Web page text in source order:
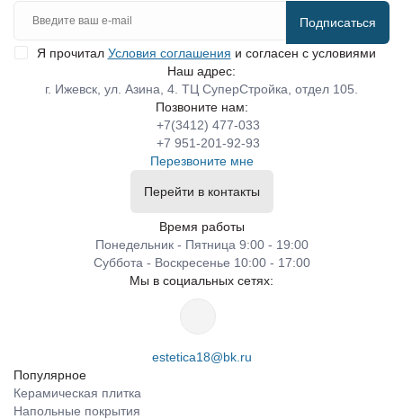
Подписаться
Я прочитал Условия соглашения и согласен с условиями
Наш адрес:
г. Ижевск, ул. Азина, 4. ТЦ СуперСтройка, отдел 105.
Позвоните нам:
+7(3412) 477-033
+7 951-201-92-93
Перезвоните мне
Перейти в контакты
Время работы
Понедельник - Пятница 9:00 - 19:00
Суббота - Воскресенье 10:00 - 17:00
Мы в социальных сетях:
estetica18@bk.ru
Популярное
Керамическая плитка
Напольные покрытия